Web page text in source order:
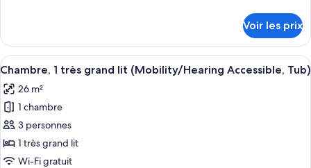
Chambre,
grands
lits
(Hearing
Accessible)
le
type
de
Chambre,
2
grands
lits
(Hearing
Accessible)
Voir les prix
Afficher
toutes
les
photos
pour
ce
type
Literie de qualité supérieure, couette
6
Chambre, 1 très grand lit (Mobility/Hearing Accessible, Tub)
26 m²
1 chambre
3 personnes
1 très grand lit
Wi-Fi gratuit